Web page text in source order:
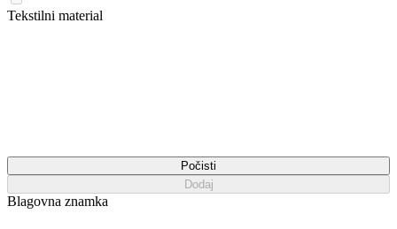
Tekstilni material
Počisti
Dodaj
Blagovna znamka